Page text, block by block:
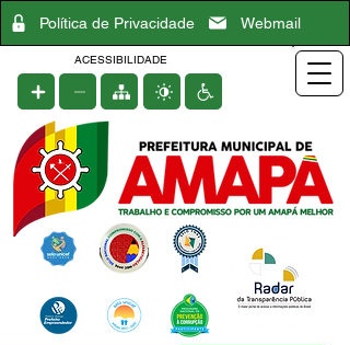
Política de Privacidade Webmail
ACESSIBILIDADE